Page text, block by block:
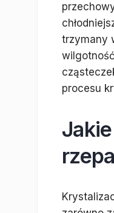
trzymany
procesu